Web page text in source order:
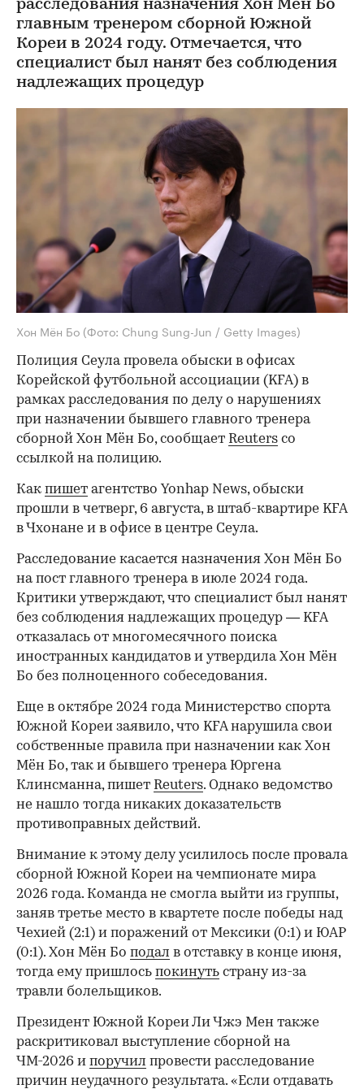
расследования назначения Хон Мён Бо
главным тренером сборной Южной
Кореи в 2024 году. Отмечается, что
специалист был нанят без соблюдения
надлежащих процедур
Хон Мён Бо (Фото: Chung Sung-Jun / Getty Images)
Полиция Сеула провела обыски в офисах
Корейской футбольной ассоциации (KFA) в
рамках расследования по делу о нарушениях
при назначении бывшего главного тренера
сборной Хон Мён Бо, сообщает Reuters со
ссылкой на полицию.
Как пишет агентство Yonhap News, обыски
прошли в четверг, 6 августа, в штаб-квартире KFA
в Чхонане и в офисе в центре Сеула.
Расследование касается назначения Хон Мён Бо
на пост главного тренера в июле 2024 года.
Критики утверждают, что специалист был нанят
без соблюдения надлежащих процедур — KFA
отказалась от многомесячного поиска
иностранных кандидатов и утвердила Хон Мён
Бо без полноценного собеседования.
Еще в октябре 2024 года Министерство спорта
Южной Кореи заявило, что KFA нарушила свои
собственные правила при назначении как Хон
Мён Бо, так и бывшего тренера Юргена
Клинсманна, пишет Reuters. Однако ведомство
не нашло тогда никаких доказательств
противоправных действий.
Внимание к этому делу усилилось после провала
сборной Южной Кореи на чемпионате мира
2026 года. Команда не смогла выйти из группы,
заняв третье место в квартете после победы над
Чехией (2:1) и поражений от Мексики (0:1) и ЮАР
(0:1). Хон Мён Бо подал в отставку в конце июня,
тогда ему пришлось покинуть страну из-за
травли болельщиков.
Президент Южной Кореи Ли Чжэ Мен также
раскритиковал выступление сборной на
ЧМ-2026 и поручил провести расследование
причин неудачного результата. «Если отдавать